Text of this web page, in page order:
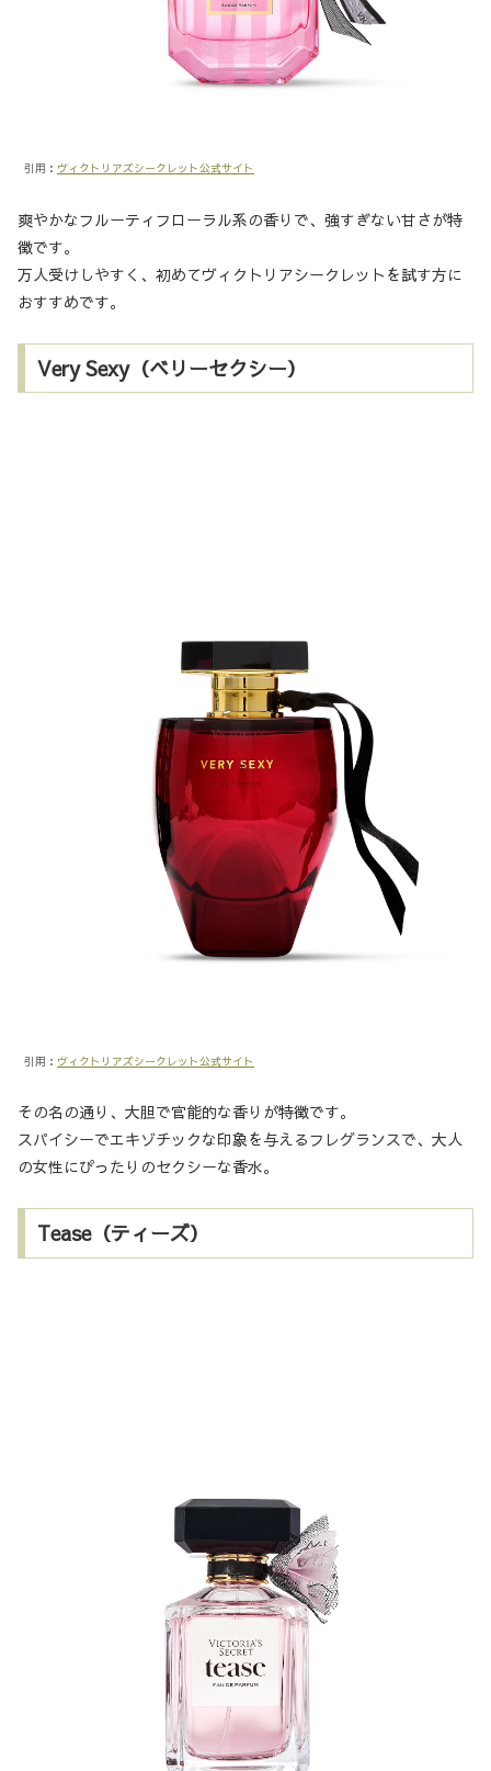
引用： ヴィクトリアズシークレット公式サイト
爽やかなフルーティフローラル系の香りで、強すぎない甘さが特
徴です。
万人受けしやすく、初めてヴィクトリアシークレットを試す方に
おすすめです。
Very Sexy（ベリーセクシー）
引用： ヴィクトリアズシークレット公式サイト
その名の通り、大胆で官能的な香りが特徴です。
スパイシーでエキゾチックな印象を与えるフレグランスで、大人
の女性にぴったりのセクシーな香水。
Tease（ティーズ）